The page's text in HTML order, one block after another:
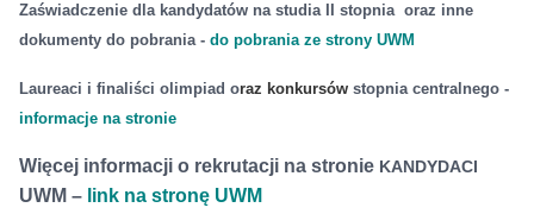
Zaświadczenie dla kandydatów na studia II stopnia oraz inne
dokumenty do pobrania - do pobrania ze strony UWM
Laureaci i finaliści olimpiad oraz konkursów stopnia centralnego -
informacje na stronie
Więcej informacji o rekrutacji na stronie KANDYDACI
UWM – link na stronę UWM